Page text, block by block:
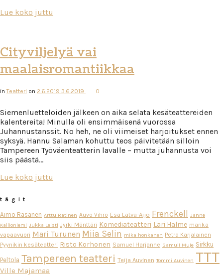
Lue koko juttu
Cityviljelyä vai
maalaisromantiikkaa
inTeatteri on 2.6.2019 3.6.2019 0
Siemenluetteloiden jälkeen on aika selata kesäteattereiden
kalentereita! Minulla oli ensimmäisenä vuorossa
Juhannustanssit. No heh, ne oli viimeiset harjoitukset ennen
syksyä. Hannu Salaman kohuttu teos päivitetään silloin
Tampereen Työväenteatterin lavalle – mutta juhannusta voi
siis päästä…
Lue koko juttu
tägit
Aimo Räsänen Arttu Ratinen Auvo Vihro Esa Latva-Äijö Frenckell Janne
Kallioniemi Jukka Leisti Jyrki Mänttäri Komediateatteri Lari Halme marika
vapaavuori Mari Turunen Miia Selin mika honkanen Petra Karjalainen
Pyynikin kesäteatteri Risto Korhonen Samuel Harjanne Samuli Muje Sirkku
Peltola Tampereen teatteri Teija Auvinen Tommi Auvinen TTT
Ville Majamaa